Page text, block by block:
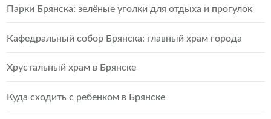
Парки Брянска: зелёные уголки для отдыха и прогулок
Кафедральный собор Брянска: главный храм города
Хрустальный храм в Брянске
Куда сходить с ребенком в Брянске